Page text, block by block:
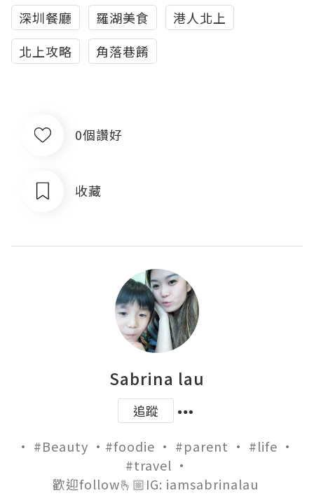
深圳餐廳 羅湖美食
港人北上
北上攻略
角落巷餚
0個讚好
收藏
Sabrina lau
追蹤
• #Beauty •#foodie • #parent • #life •
#travel •
歡迎follow🫰🏼IG: iamsabrinalau